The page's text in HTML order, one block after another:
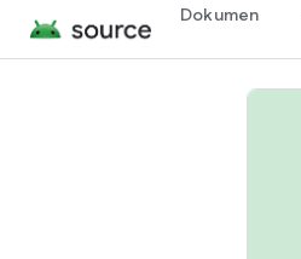
Dokumen